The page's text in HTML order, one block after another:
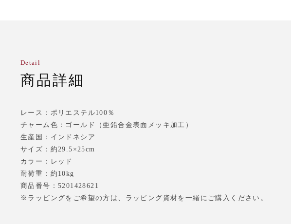
商品詳細
Detail
レース：ポリエステル100％
チャーム色：ゴールド（亜鉛合金表面メッキ加工）
生産国：インドネシア
サイズ：約29.5×25cm
カラー：レッド
耐荷重：約10kg
商品番号：5201428621
※ラッピングをご希望の方は、ラッピング資材を一緒にご購入ください。